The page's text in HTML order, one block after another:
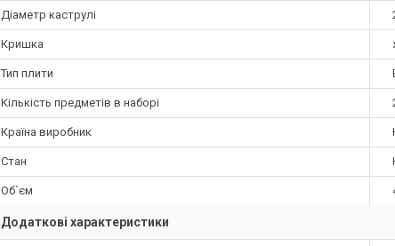
Діаметр каструлі
Кришка
Тип плити
Кількість предметів в наборі
Країна виробник
Стан
Об`єм
Додаткові характеристики